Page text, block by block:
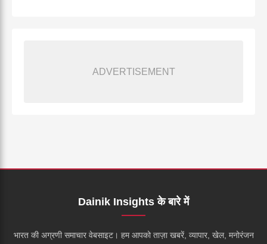
ADVERTISEMENT
Dainik Insights के बारे में
भारत की अग्रणी समाचार वेबसाइट। हम आपको ताज़ा खबरें, व्यापार, खेल, मनोरंजन